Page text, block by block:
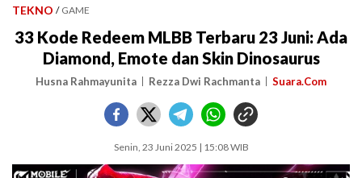
TEKNO / GAME
33 Kode Redeem MLBB Terbaru 23 Juni: Ada
Diamond, Emote dan Skin Dinosaurus
Husna Rahmayunita Rezza Dwi Rachmanta Suara.Com
Senin, 23 Juni 2025 | 15:08 WIB